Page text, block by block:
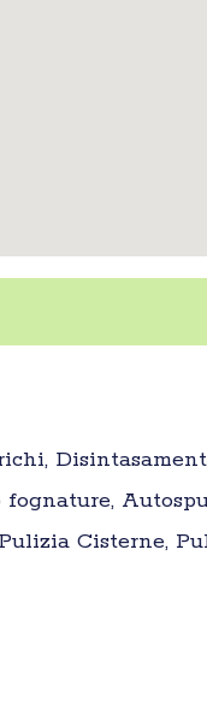
fognature,
Cisterne,